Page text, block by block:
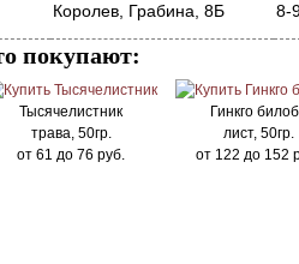
Королев, Грабина, 8Б 8-
покупают:
Тысячелистник
трава, 50гр.
от 61 до 76 руб.
Гинкго
лист, 50гр.
от 122 до 152